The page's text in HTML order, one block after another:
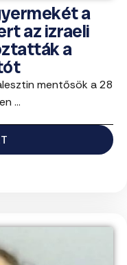
a
az izraeli
a
mentősök a 28
...